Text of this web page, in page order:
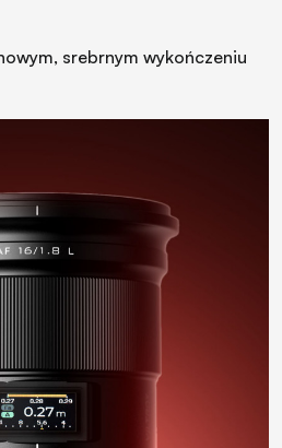
srebrnym wykończeniu